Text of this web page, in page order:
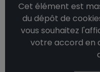
Cet élément est
du dépôt de
vous souhaitez
votre accord en